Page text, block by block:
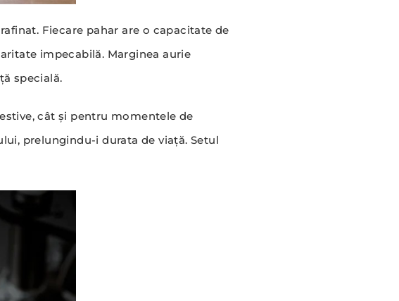
Fiecare pahar are o capacitate de
impecabilă. Marginea aurie
specială.
cât și pentru momentele de
prelungindu-i durata de viață. Setul